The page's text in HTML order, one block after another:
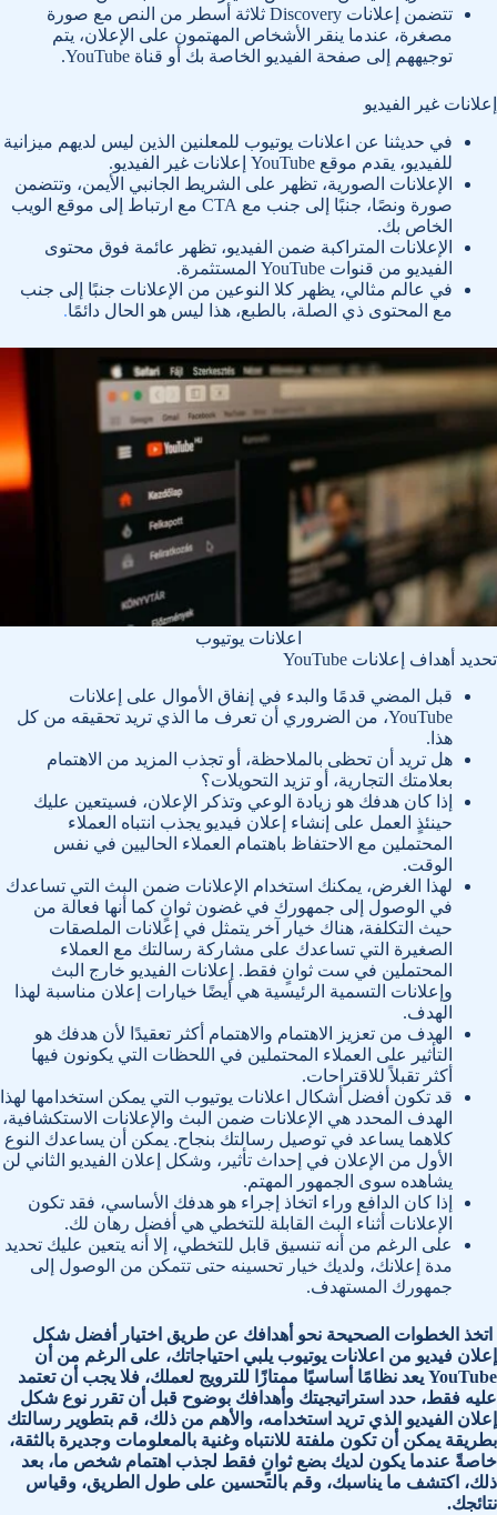
تتضمن إعلانات Discovery ثلاثة أسطر من النص مع صورة
مصغرة، عندما ينقر الأشخاص المهتمون على الإعلان، يتم
توجيههم إلى صفحة الفيديو الخاصة بك أو قناة YouTube.
إعلانات غير الفيديو
في حديثنا عن اعلانات يوتيوب للمعلنين الذين ليس لديهم ميزانية
للفيديو، يقدم موقع YouTube إعلانات غير الفيديو.
الإعلانات الصورية، تظهر على الشريط الجانبي الأيمن، وتتضمن
صورة ونصًا، جنبًا إلى جنب مع CTA مع ارتباط إلى موقع الويب
الخاص بك.
الإعلانات المتراكبة ضمن الفيديو، تظهر عائمة فوق محتوى
الفيديو من قنوات YouTube المستثمرة.
في عالم مثالي، يظهر كلا النوعين من الإعلانات جنبًا إلى جنب
مع المحتوى ذي الصلة، بالطبع، هذا ليس هو الحال دائمًا.
اعلانات يوتيوب
تحديد أهداف إعلانات YouTube
قبل المضي قدمًا والبدء في إنفاق الأموال على إعلانات
YouTube، من الضروري أن تعرف ما الذي تريد تحقيقه من كل
هذا.
هل تريد أن تحظى بالملاحظة، أو تجذب المزيد من الاهتمام
بعلامتك التجارية، أو تزيد التحويلات؟
إذا كان هدفك هو زيادة الوعي وتذكر الإعلان، فسيتعين عليك
حينئذٍ العمل على إنشاء إعلان فيديو يجذب انتباه العملاء
المحتملين مع الاحتفاظ باهتمام العملاء الحاليين في نفس
الوقت.
لهذا الغرض، يمكنك استخدام الإعلانات ضمن البث التي تساعدك
في الوصول إلى جمهورك في غضون ثوانٍ كما أنها فعالة من
حيث التكلفة، هناك خيار آخر يتمثل في إعلانات الملصقات
الصغيرة التي تساعدك على مشاركة رسالتك مع العملاء
المحتملين في ست ثوانٍ فقط. إعلانات الفيديو خارج البث
وإعلانات التسمية الرئيسية هي أيضًا خيارات إعلان مناسبة لهذا
الهدف.
الهدف من تعزيز الاهتمام والاهتمام أكثر تعقيدًا لأن هدفك هو
التأثير على العملاء المحتملين في اللحظات التي يكونون فيها
أكثر تقبلاً للاقتراحات.
قد تكون أفضل أشكال اعلانات يوتيوب التي يمكن استخدامها لهذا
الهدف المحدد هي الإعلانات ضمن البث والإعلانات الاستكشافية،
كلاهما يساعد في توصيل رسالتك بنجاح. يمكن أن يساعدك النوع
الأول من الإعلان في إحداث تأثير، وشكل إعلان الفيديو الثاني لن
يشاهده سوى الجمهور المهتم.
إذا كان الدافع وراء اتخاذ إجراء هو هدفك الأساسي، فقد تكون
الإعلانات أثناء البث القابلة للتخطي هي أفضل رهان لك.
على الرغم من أنه تنسيق قابل للتخطي، إلا أنه يتعين عليك تحديد
مدة إعلانك، ولديك خيار تحسينه حتى تتمكن من الوصول إلى
جمهورك المستهدف.
اتخذ الخطوات الصحيحة نحو أهدافك عن طريق اختيار أفضل شكل
إعلان فيديو من اعلانات يوتيوب يلبي احتياجاتك، على الرغم من أن
YouTube يعد نظامًا أساسيًا ممتازًا للترويج لعملك، فلا يجب أن تعتمد
عليه فقط، حدد استراتيجيتك وأهدافك بوضوح قبل أن تقرر نوع شكل
إعلان الفيديو الذي تريد استخدامه، والأهم من ذلك، قم بتطوير رسالتك
بطريقة يمكن أن تكون ملفتة للانتباه وغنية بالمعلومات وجديرة بالثقة،
خاصةً عندما يكون لديك بضع ثوانٍ فقط لجذب اهتمام شخص ما، بعد
ذلك، اكتشف ما يناسبك، وقم بالتحسين على طول الطريق، وقياس
نتائجك.